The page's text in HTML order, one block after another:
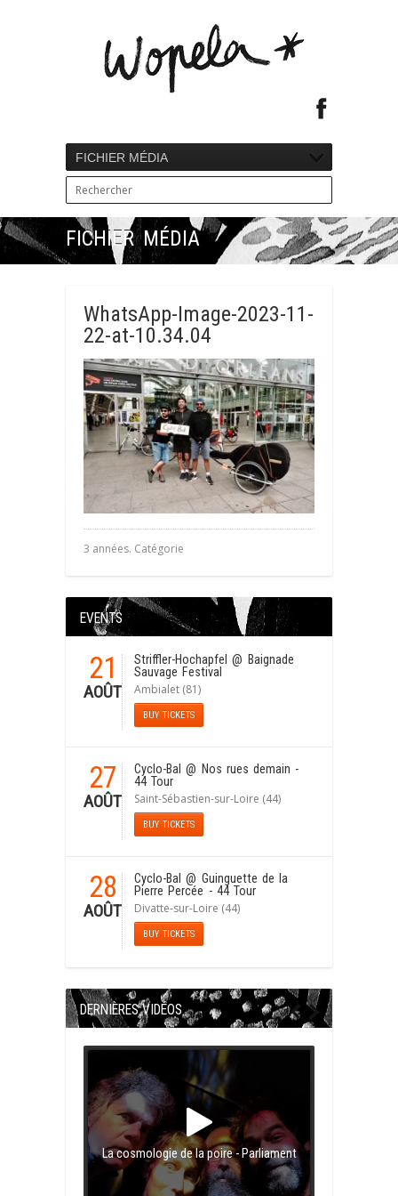
FICHIER MÉDIA
FICHIER MÉDIA
WhatsApp-Image-2023-11-
22-at-10.34.04
3 années. Catégorie
EVENTS
21
AOÛT
Striffler-Hochapfel @ Baignade
Sauvage Festival
Ambialet (81)
BUY TICKETS
27
AOÛT
Cyclo-Bal @ Nos rues demain -
44 Tour
Saint-Sébastien-sur-Loire (44)
BUY TICKETS
28
AOÛT
Cyclo-Bal @ Guinguette de la
Pierre Percée - 44 Tour
Divatte-sur-Loire (44)
BUY TICKETS
DERNIÈRES VIDÉOS
La cosmologie de la poire - Parliament